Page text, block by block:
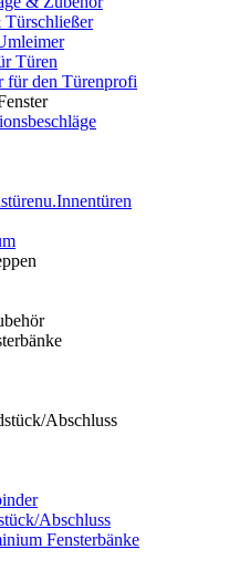
Türen
für den Türenprofi
Abschluss
Abschluss
Fensterbänke